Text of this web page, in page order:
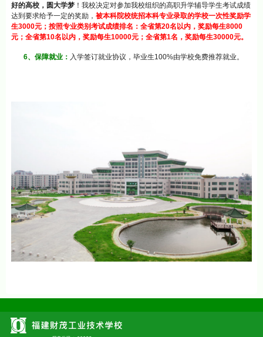
好的高校，圆大学梦 ！我校决定对参加我校组织的高职升学辅导学生考试成绩
达到要求给予一定的奖励， 被本科院校统招本科专业录取的学校一次性奖励学
生3000元；按照专业类别考试成绩排名：全省第20名以内，奖励每生8000
元；全省第10名以内，奖励每生10000元；全省第1名，奖励每生30000元。
6、保障就业： 入学签订就业协议，毕业生100%由学校免费推荐就业。